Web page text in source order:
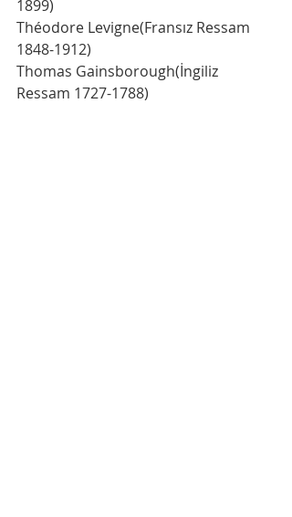
1899)
Théodore Levigne(Fransız Ressam
1848-1912)
Thomas Gainsborough(İngiliz
Ressam 1727-1788)